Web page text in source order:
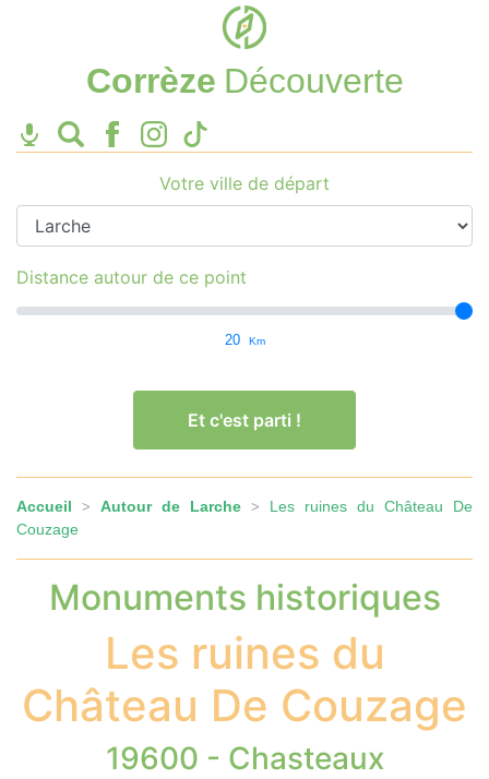
Corrèze Découverte
Votre ville de départ
Distance autour de ce point
20 Km
Et c'est parti !
Accueil > Autour de Larche > Les ruines du Château De
Couzage
Monuments historiques
Les ruines du
Château De Couzage
19600 - Chasteaux